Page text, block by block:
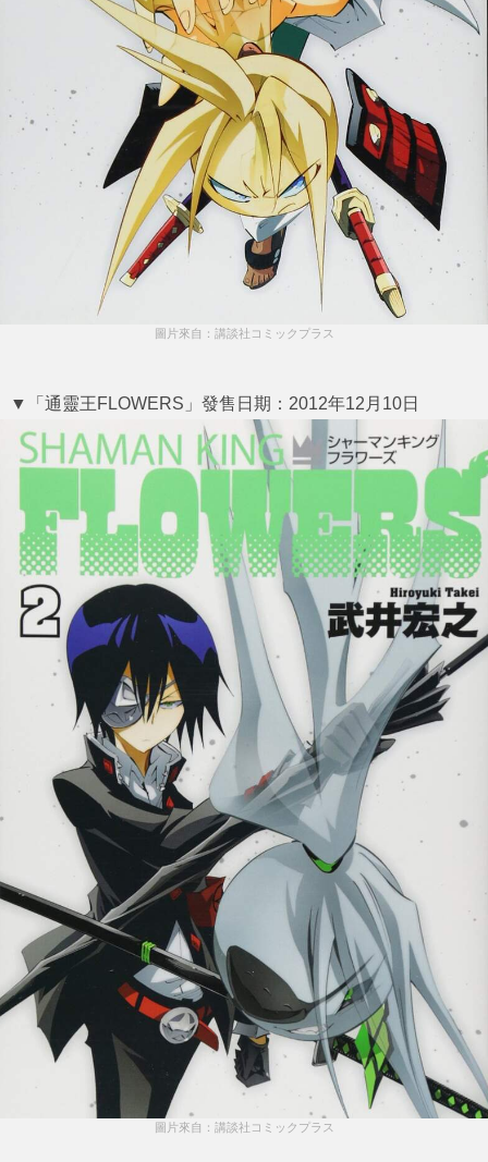
圖片來自：講談社コミックプラス
▼「通靈王FLOWERS」發售日期：2012年12月10日
圖片來自：講談社コミックプラス